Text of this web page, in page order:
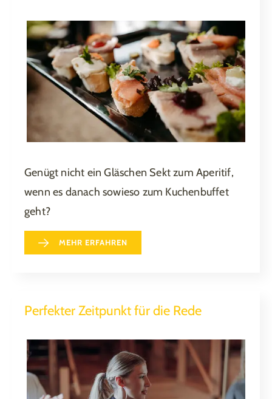
Genügt nicht ein Gläschen Sekt zum Aperitif,
wenn es danach sowieso zum Kuchenbuffet
geht?
MEHR ERFAHREN
Perfekter Zeitpunkt für die Rede